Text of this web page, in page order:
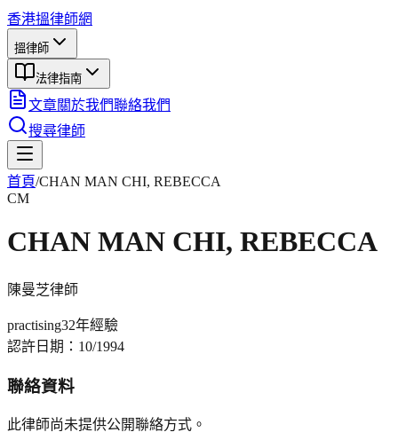
香港搵律師網
搵律師
法律指南
文章關於我們聯絡我們
搜尋律師
首頁/CHAN MAN CHI, REBECCA
CM
CHAN MAN CHI, REBECCA
陳曼芝律師
practising32年經驗
認許日期： 10/1994
聯絡資料
此律師尚未提供公開聯絡方式。